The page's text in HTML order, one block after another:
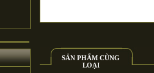
SẢN PHẨM CÙNG
LOẠI